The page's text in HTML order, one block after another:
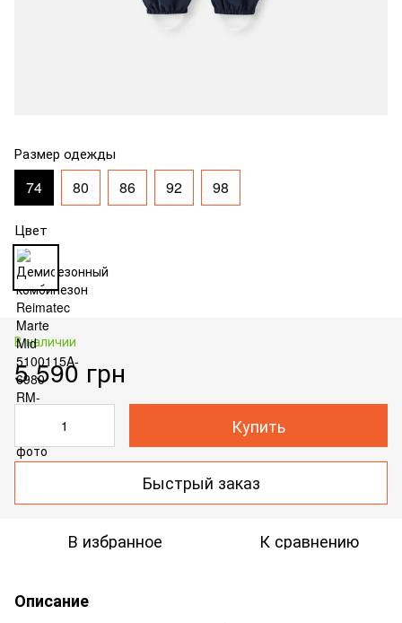
Размер одежды
74 80 86 92 98
Цвет
В наличии
5 590 грн
Купить
Быстрый заказ
В избранное К сравнению
Описание